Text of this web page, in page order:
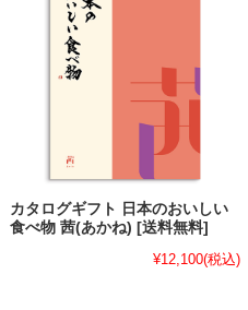
カタログギフト 日本のおいしい
食べ物 茜(あかね) [送料無料]
¥12,100(税込)